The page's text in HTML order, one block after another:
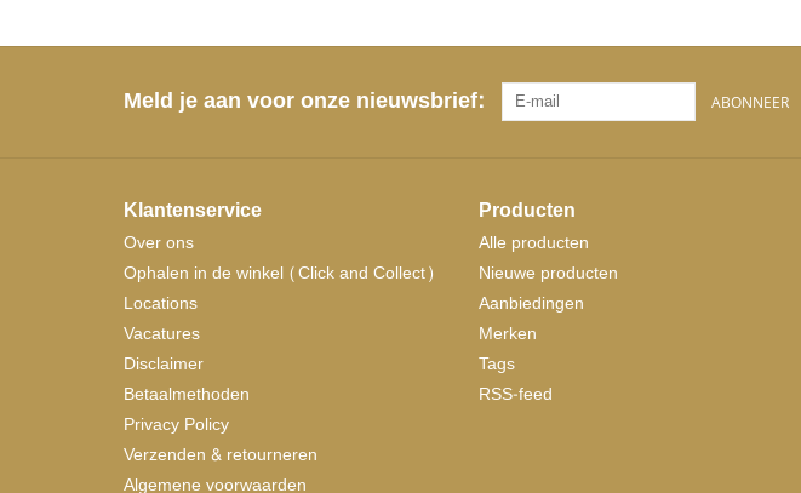
Meld je aan voor onze nieuwsbrief: ABONNEER
Klantenservice
Over ons
Ophalen in de winkel (Click and Collect)
Locations
Vacatures
Disclaimer
Betaalmethoden
Privacy Policy
Verzenden & retourneren
Algemene voorwaarden
Producten
Alle producten
Nieuwe producten
Aanbiedingen
Merken
Tags
RSS-feed